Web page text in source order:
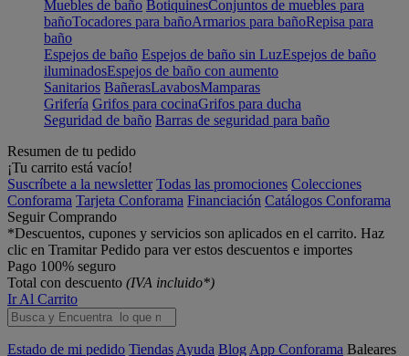
Muebles de baño BotiquinesConjuntos de muebles para
bañoTocadores para bañoArmarios para bañoRepisa para
baño
Espejos de baño Espejos de baño sin LuzEspejos de baño
iluminadosEspejos de baño con aumento
Sanitarios BañerasLavabosMamparas
Grifería Grifos para cocinaGrifos para ducha
Seguridad de baño Barras de seguridad para baño
Resumen de tu pedido
¡Tu carrito está vacío!
Suscríbete a la newsletter Todas las promociones Colecciones
Conforama Tarjeta Conforama Financiación Catálogos Conforama
Seguir Comprando
*Descuentos, cupones y servicios son aplicados en el carrito. Haz
clic en Tramitar Pedido para ver estos descuentos e importes
Pago 100% seguro
Total con descuento (IVA incluido*)
Ir Al Carrito
Estado de mi pedido Tiendas Ayuda Blog App Conforama Baleares